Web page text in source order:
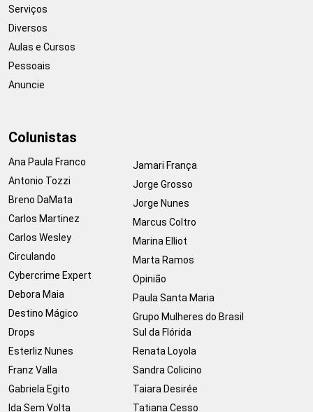
Serviços
Diversos
Aulas e Cursos
Pessoais
Anuncie
Colunistas
Ana Paula Franco
Antonio Tozzi
Breno DaMata
Carlos Martinez
Carlos Wesley
Circulando
Cybercrime Expert
Debora Maia
Destino Mágico
Drops
Esterliz Nunes
Franz Valla
Gabriela Egito
Ida Sem Volta
Jamari França
Jorge Grosso
Jorge Nunes
Marcus Coltro
Marina Elliot
Marta Ramos
Opinião
Paula Santa Maria
Grupo Mulheres do Brasil
Sul da Flórida
Renata Loyola
Sandra Colicino
Taiara Desirée
Tatiana Cesso